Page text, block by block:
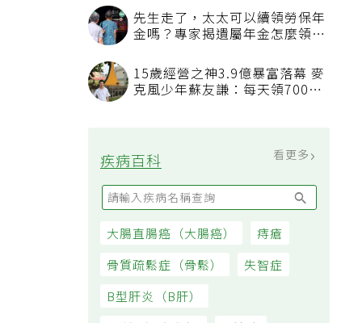
先生走了，太太可以續領勞保年
看順位還要看資格
15歲經營之神3.9億暴富落幕 麥
疾病百科